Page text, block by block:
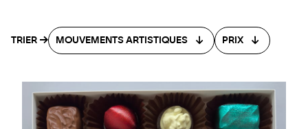
TRIER MOUVEMENTS ARTISTIQUES PRIX